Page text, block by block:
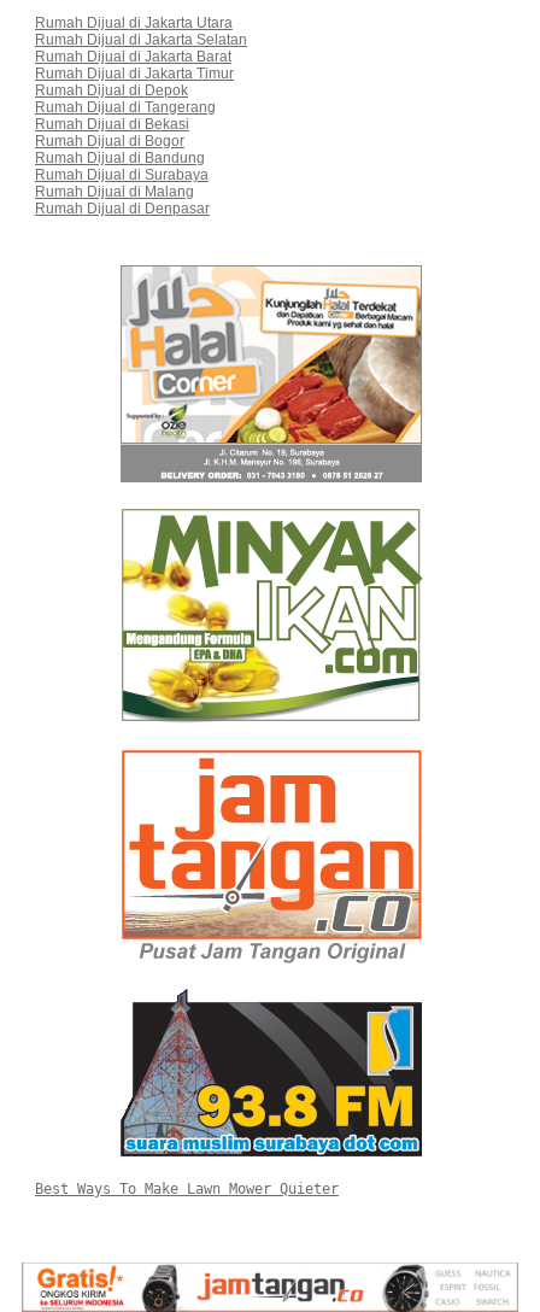
Rumah Dijual di Jakarta Utara
Rumah Dijual di Jakarta Selatan
Rumah Dijual di Jakarta Barat
Rumah Dijual di Jakarta Timur
Rumah Dijual di Depok
Rumah Dijual di Tangerang
Rumah Dijual di Bekasi
Rumah Dijual di Bogor
Rumah Dijual di Bandung
Rumah Dijual di Surabaya
Rumah Dijual di Malang
Rumah Dijual di Denpasar
Best Ways To Make Lawn Mower Quieter